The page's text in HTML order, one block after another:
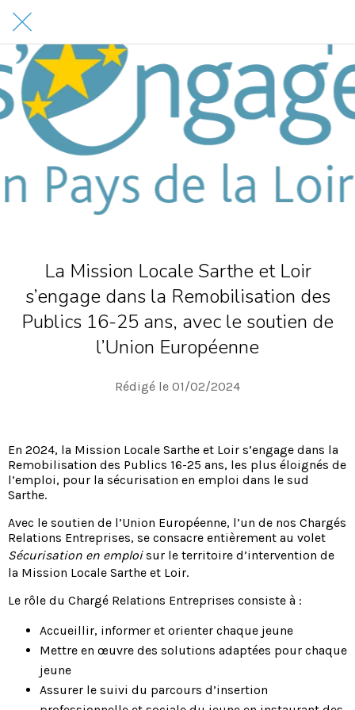
La Mission Locale Sarthe et Loir
s’engage dans la Remobilisation des
Publics 16-25 ans, avec le soutien de
l’Union Européenne
Rédigé le 01/02/2024
En 2024, la Mission Locale Sarthe et Loir s’engage dans la
Remobilisation des Publics 16-25 ans, les plus éloignés de
l’emploi, pour la sécurisation en emploi dans le sud
Sarthe.
Avec le soutien de l’Union Européenne, l’un de nos Chargés
Relations Entreprises, se consacre entièrement au volet
Sécurisation en emploisur le territoire d’intervention de
la Mission Locale Sarthe et Loir.
Le rôle du Chargé Relations Entreprises consiste à :
Accueillir, informer et orienter chaque jeune
Mettre en œuvre des solutions adaptées pour chaque
jeune
Assurer le suivi du parcours d’insertion